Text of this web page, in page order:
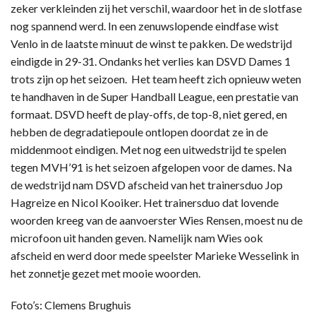
zeker verkleinden zij het verschil, waardoor het in de slotfase
nog spannend werd. In een zenuwslopende eindfase wist
Venlo in de laatste minuut de winst te pakken. De wedstrijd
eindigde in 29-31. Ondanks het verlies kan DSVD Dames 1
trots zijn op het seizoen. Het team heeft zich opnieuw weten
te handhaven in de Super Handball League, een prestatie van
formaat. DSVD heeft de play-offs, de top-8, niet gered, en
hebben de degradatiepoule ontlopen doordat ze in de
middenmoot eindigen. Met nog een uitwedstrijd te spelen
tegen MVH’91 is het seizoen afgelopen voor de dames. Na
de wedstrijd nam DSVD afscheid van het trainersduo Jop
Hagreize en Nicol Kooiker. Het trainersduo dat lovende
woorden kreeg van de aanvoerster Wies Rensen, moest nu de
microfoon uit handen geven. Namelijk nam Wies ook
afscheid en werd door mede speelster Marieke Wesselink in
het zonnetje gezet met mooie woorden.
Foto’s: Clemens Brughuis